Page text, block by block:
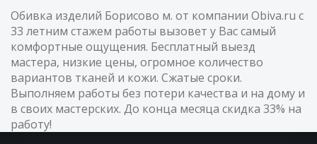
Обивка изделий Борисово м. от компании Obiva.ru с
33 летним стажем работы вызовет у Вас самый
комфортные ощущения. Бесплатный выезд
мастера, низкие цены, огромное количество
вариантов тканей и кожи. Сжатые сроки.
Выполняем работы без потери качества и на дому и
в своих мастерских. До конца месяца скидка 33% на
работу!